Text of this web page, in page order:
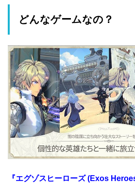
どんなゲームなの？
『エグゾスヒーローズ (Exos